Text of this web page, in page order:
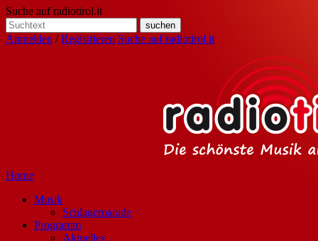
Suche auf radiotirol.it
Anmelden /Registrieren Suche auf radiotirol.it
Home
Musik
Schlagerparade
Programm
Aktuelles